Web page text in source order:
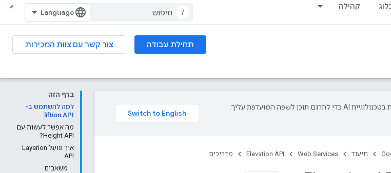
קהילה
/
תחילת עבודה
צור קשר עם צוות המכירות
בדף הזה
למה להשתמש ב-
liftion API
מה אפשר לעשות עם
Height API?
איך פועל Layerion
API
משאבים
‫Google משתמשת בטכנולוגיית AI כדי לתרגם תוכן לשפה המועדפת עליך.
תיעוד Web Services
Elevation API מדריכים